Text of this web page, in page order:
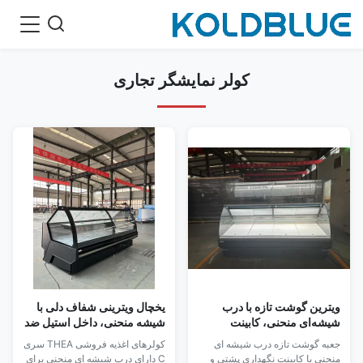
کولر نمایشگر تجاری
ویترین گوشت تازه با درب
شیشه‌ای منحنی، کابینت
نگهداری در پشت و قفسه
شیشه‌ای دوم در داخل
جعبه گوشت تازه درب شیشه ای
منحنی با کابینت نگهداری پشتی و
یخچال ویترینی شفاف دلی با
شیشه منحنی، داخل استیل ضد
زنگ و ترموستات دیجیتال کولرهای اغذیه فروشی THEA سری
C دارای درب شیشه ای منحنی برای